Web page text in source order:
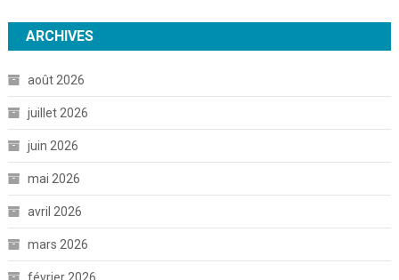
ARCHIVES
août 2026
juillet 2026
juin 2026
mai 2026
avril 2026
mars 2026
février 2026